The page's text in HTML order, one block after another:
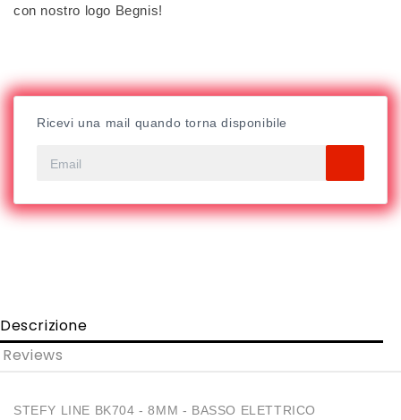
con nostro logo Begnis!
Ricevi una mail quando torna disponibile
Descrizione
Reviews
STEFY LINE BK704 - 8MM - BASSO ELETTRICO